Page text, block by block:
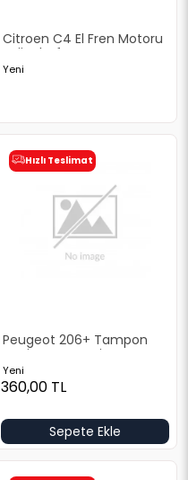
Citroen C4 El Fren Motoru
Orjinal Sıfır
Yeni
Hızlı Teslimat
Peugeot 206+ Tampon
Yeni Yan Sanayi
Yeni
360,00 TL
Sepete Ekle